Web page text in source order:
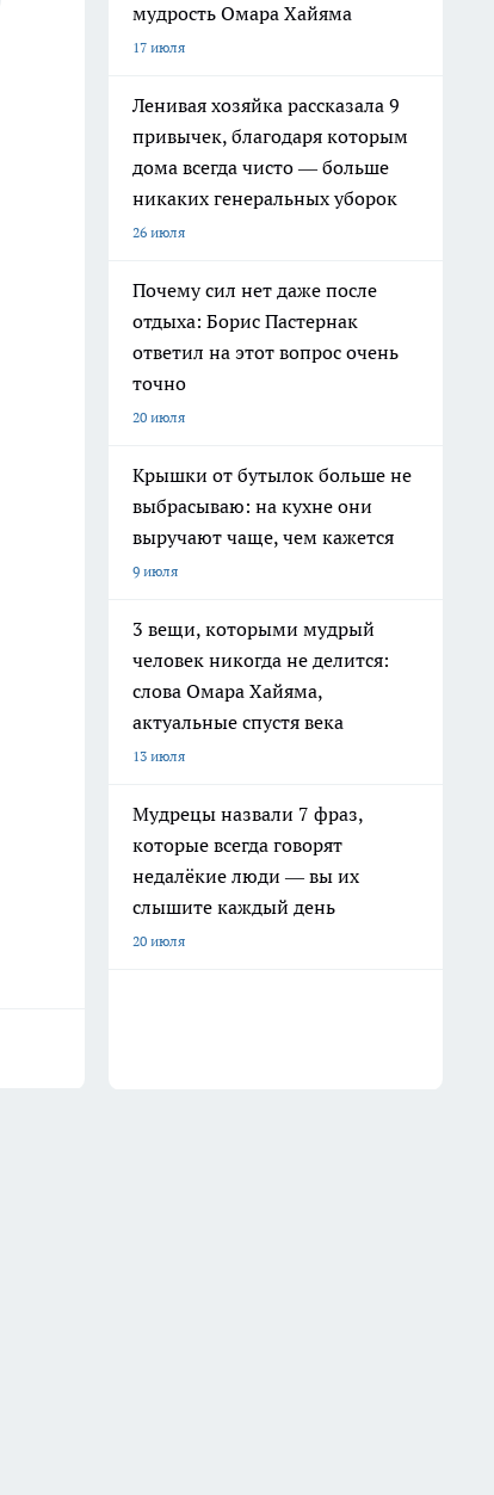
мудрость Омара Хайяма
17 июля
Ленивая хозяйка рассказала 9
привычек, благодаря которым
дома всегда чисто — больше
никаких генеральных уборок
26 июля
Почему сил нет даже после
отдыха: Борис Пастернак
ответил на этот вопрос очень
точно
20 июля
Крышки от бутылок больше не
выбрасываю: на кухне они
выручают чаще, чем кажется
9 июля
3 вещи, которыми мудрый
человек никогда не делится:
слова Омара Хайяма,
актуальные спустя века
13 июля
Мудрецы назвали 7 фраз,
которые всегда говорят
недалёкие люди — вы их
слышите каждый день
20 июля